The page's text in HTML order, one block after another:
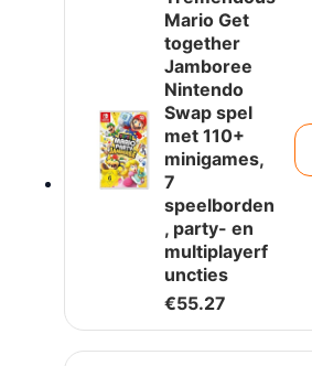
Mario Get
together
Jamboree
Nintendo
Swap spel
met 110+
minigames,
7
speelborden
, party- en
multiplayerf
uncties
€55.27